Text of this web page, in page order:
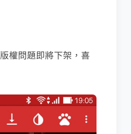
權問題即將下架，喜